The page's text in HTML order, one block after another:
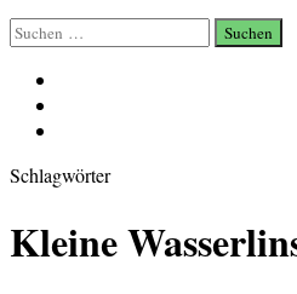
Suchen
nach:
Schlagwörter
Kleine